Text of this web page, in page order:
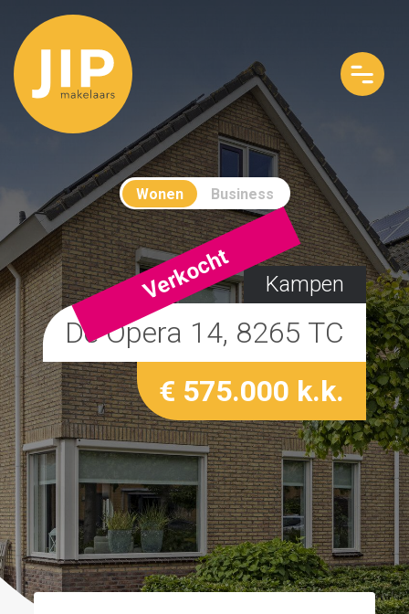
Wonen Business
Kampen
Verkocht
De Opera 14, 8265 TC
€ 575.000 k.k.